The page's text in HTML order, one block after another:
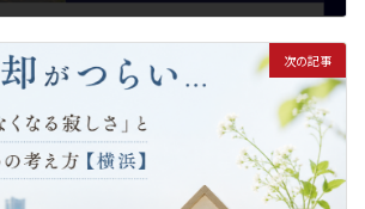
次の記事